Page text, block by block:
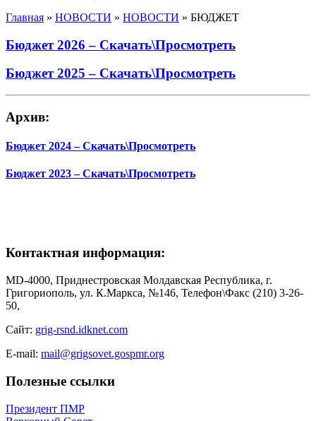
Главная » НОВОСТИ » НОВОСТИ » БЮДЖЕТ
Бюджет 2026 – Скачать\Просмотреть
Бюджет 2025 – Скачать\Просмотреть
Архив:
Бюджет 2024 – Скачать\Просмотреть
Бюджет 2023 – Скачать\Просмотреть
Контактная информация:
MD-4000, Приднестровская Молдавская Республика, г.
Григориополь, ул. К.Маркса, №146, Телефон\Факс (210) 3-26-
50,
Сайт: grig-rsnd.idknet.com
E-mail: mail@grigsovet.gospmr.org
Полезные ссылки
Президент ПМР